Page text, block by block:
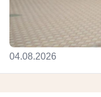
04.08.2026